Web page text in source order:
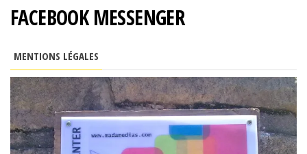
FACEBOOK MESSENGER
MENTIONS LÉGALES